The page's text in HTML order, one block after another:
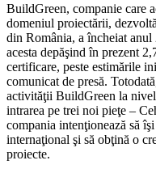
BuildGreen, companie care
domeniul proiectării,
din România, a încheiat
acesta depăşind în prezent
certificare, peste estimările
comunicat de presă.
activităţii BuildGreen la
intrarea pe trei noi pieţe –
compania intenţionează să
internaţional şi să obţină o
proiecte.